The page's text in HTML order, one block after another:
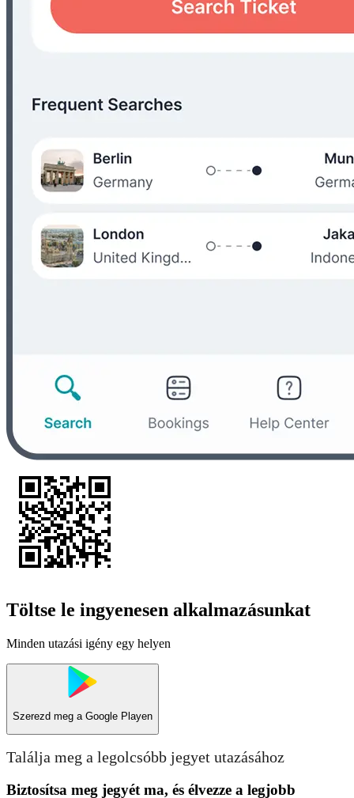
Töltse le ingyenesen alkalmazásunkat
Minden utazási igény egy helyen
Szerezd meg a Google Playen
Találja meg a legolcsóbb jegyet utazásához
Biztosítsa meg jegyét ma, és élvezze a legjobb